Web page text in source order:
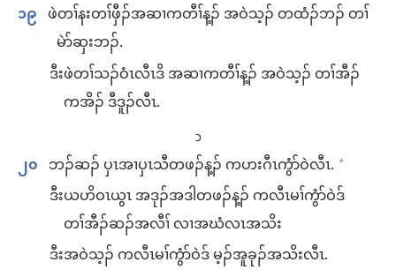
၁၉ ဖဲ​တၢ်နး​တၢ်ဖှီၣ်​အဆၢ​ကတီၢ်​န့ၣ်​ အဝဲသ့ၣ်​ တထံၣ်​ဘၣ်​ တၢ်​
မဲာ်ဆှး​ဘၣ်.
ဒီး​ဖဲ​တၢ်​သၣ်ဝံၤ​လီၤဒိ အဆၢ​ကတီၢ်​န့ၣ်​ အဝဲသ့ၣ်​ တၢ်အီၣ်​
ကအိၣ်​ ဒီဒူၣ်လီၤ.
כ
၂၀ ဘၣ်ဆၣ်​ ပှၤအၢ​ပှၤသီ​တဖၣ်​န့ၣ်​ က​ဟးဂီၤ​ကွံာ်​ဝဲ​လီၤ. +
ဒီး​ယဟိဝၤ​ယွၤ အဒုၣ်​အဒါ​တဖၣ်​န့ၣ်​ က​လီၤမၢ်​ကွံာ်​ဝဲ​ဒ်
တၢ်​အီၣ်ဆၣ်အလီၢ် လၢ​အ​ဃံလၤ​အသိး
ဒီး​အဝဲသ့ၣ်​ က​လီၤမၢ်​ကွံာ်​ဝဲ​ဒ် မ့ၣ်အူ​ခုၣ်​အသိး​လီၤ.